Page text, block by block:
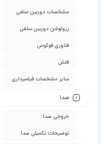
مشخصات دوربین سلفی
رزولوشن دوربین سلفی
فناوری فوکوس
فلش
سایر مشخصات فیلمبرداری
صدا
خروجی صدا
توضیحات تکمیلی صدا